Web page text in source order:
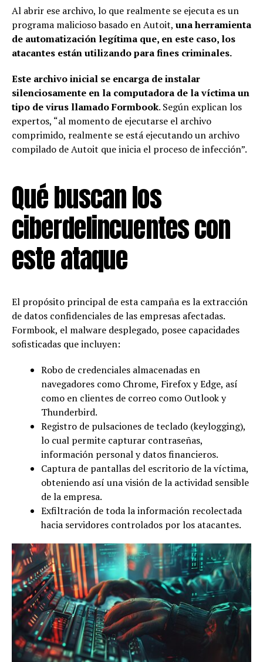
Al abrir ese archivo, lo que realmente se ejecuta es un
programa malicioso basado en Autoit, una herramienta
de automatización legítima que, en este caso, los
atacantes están utilizando para fines criminales.
Este archivo inicial se encarga de instalar
silenciosamente en la computadora de la víctima un
tipo de virus llamado Formbook. Según explican los
expertos, “al momento de ejecutarse el archivo
comprimido, realmente se está ejecutando un archivo
compilado de Autoit que inicia el proceso de infección”.
Qué buscan los
ciberdelincuentes con
este ataque
El propósito principal de esta campaña es la extracción
de datos confidenciales de las empresas afectadas.
Formbook, el malware desplegado, posee capacidades
sofisticadas que incluyen:
Robo de credenciales almacenadas en
navegadores como Chrome, Firefox y Edge, así
como en clientes de correo como Outlook y
Thunderbird.
Registro de pulsaciones de teclado (keylogging),
lo cual permite capturar contraseñas,
información personal y datos financieros.
Captura de pantallas del escritorio de la víctima,
obteniendo así una visión de la actividad sensible
de la empresa.
Exfiltración de toda la información recolectada
hacia servidores controlados por los atacantes.